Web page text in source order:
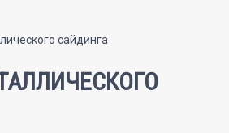
сайдинга